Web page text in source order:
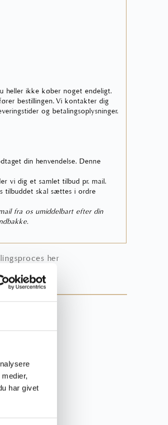
har givet
heller ikke køber noget endeligt.
bestillingen. Vi kontakter dig
og betalingsoplysninger.
din henvendelse. Denne
vi dig et samlet tilbud pr. mail.
tilbuddet skal sættes i ordre
fra os umiddelbart efter din
her